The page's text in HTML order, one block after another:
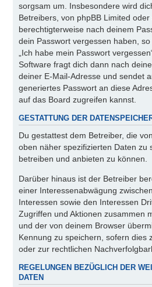
sorgsam um. Insbesondere wird
Betreibers, von phpBB Limited
berechtigterweise nach deinem
dein Passwort vergessen haben,
„Ich habe mein Passwort
Software fragt dich dann nach
deiner E-Mail-Adresse und sendet
generiertes Passwort an diese
auf das Board zugreifen kannst.
GESTATTUNG DER
Du gestattest dem Betreiber, die
oben näher spezifizierten Daten zu
betreiben und anbieten zu können.
Darüber hinaus ist der Betreiber
einer Interessenabwägung
Interessen sowie den Interessen
Zugriffen und Aktionen zusammen
und der von deinem Browser
Kennung zu speichern, sofern dies
oder zur rechtlichen
REGELUNGEN BEZÜGLICH DER
DATEN